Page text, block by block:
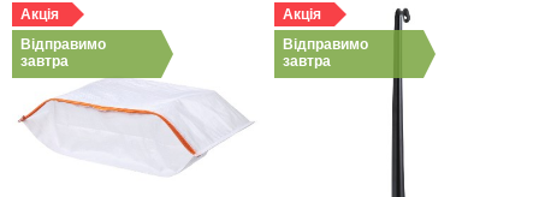
Акція
Відправимо
завтра
Акція
Відправимо
завтра